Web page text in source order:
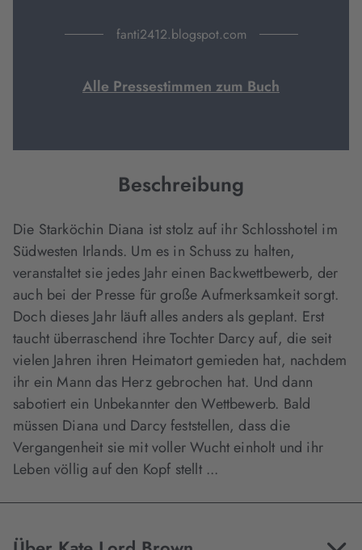
fanti2412.blogspot.com
Alle Pressestimmen zum Buch
Beschreibung
Die Starköchin Diana ist stolz auf ihr Schlosshotel im
Südwesten Irlands. Um es in Schuss zu halten,
veranstaltet sie jedes Jahr einen Backwettbewerb, der
auch bei der Presse für große Aufmerksamkeit sorgt.
Doch dieses Jahr läuft alles anders als geplant. Erst
taucht überraschend ihre Tochter Darcy auf, die seit
vielen Jahren ihren Heimatort gemieden hat, nachdem
ihr ein Mann das Herz gebrochen hat. Und dann
sabotiert ein Unbekannter den Wettbewerb. Bald
müssen Diana und Darcy feststellen, dass die
Vergangenheit sie mit voller Wucht einholt und ihr
Leben völlig auf den Kopf stellt ...